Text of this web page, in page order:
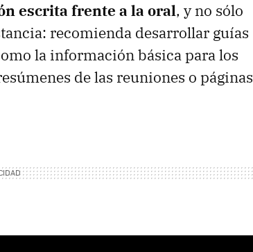
escrita frente a la oral, y no sólo
recomienda desarrollar guías
la información básica para los
de las reuniones o páginas